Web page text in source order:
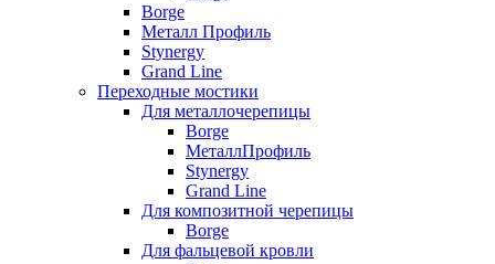
Borge
Металл Профиль
Stynergy
Grand Line
Переходные мостики
Для металлочерепицы
Borge
МеталлПрофиль
Stynergy
Grand Line
Для композитной черепицы
Borge
Для фальцевой кровли